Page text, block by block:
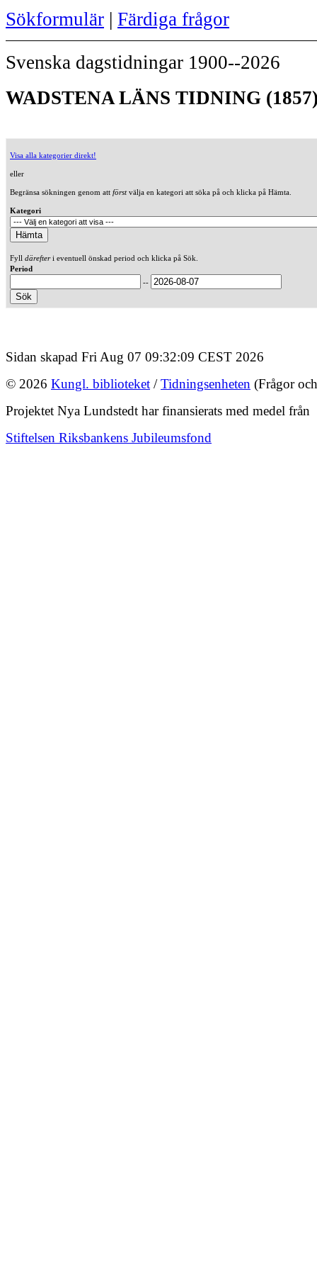
Sökformulär | Färdiga frågor
Svenska dagstidningar 1900--2026
WADSTENA LÄNS TIDNING
Visa alla kategorier direkt!
eller
Begränsa sökningen genom att förstvälja en kategori att söka på och klicka på Hämta.
Kategori
Fyll därefteri eventuell önskad period och klicka på Sök.
Period
--
Sidan skapad Fri Aug 07 09:32:09 CEST 2026
© 2026 Kungl. biblioteket /Tidningsenheten (Frågor
Projektet Nya Lundstedt har finansierats med medel från
Stiftelsen Riksbankens Jubileumsfond